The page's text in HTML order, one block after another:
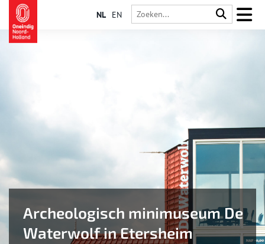
NL EN
Archeologisch minimuseum De
Waterwolf in Etersheim